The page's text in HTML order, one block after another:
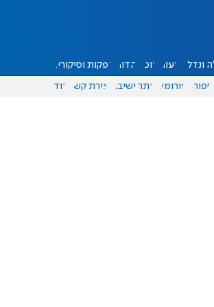
ונדל"ן דעות אוכל יהדות הפקות וסיקורים
ספורט פורומים אתר ישיבה יצירת קשר עוד